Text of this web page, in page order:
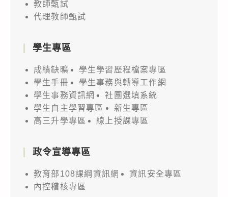
教師甄試
代理教師甄試
學生專區
成績缺曠
學生學習歷程檔案專區
學生手冊
學生事務與轉導工作網
學生事務資訊網
社團選填系統
學生自主學習專區
新生專區
高三升學專區
線上授課專區
政令宣導專區
教育部108課綱資訊網
資訊安全專區
內控稽核專區